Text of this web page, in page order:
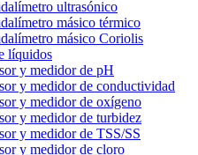
ultrasónico
másico térmico
másico Coriolis
líquidos
y medidor de pH
y medidor de conductividad
y medidor de oxígeno
y medidor de turbidez
y medidor de TSS/SS
y medidor de cloro